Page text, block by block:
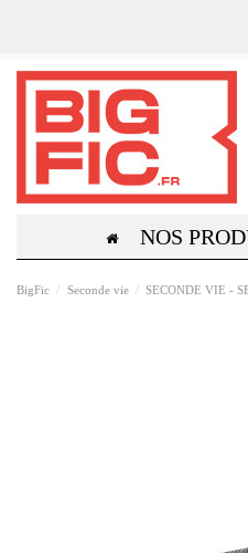
NOS
BigFic Seconde vie SECONDE VIE -